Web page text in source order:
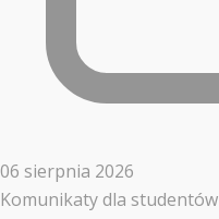
06 sierpnia 2026
Komunikaty dla studentów